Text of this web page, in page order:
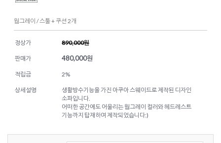
웜그레이 / 스툴 + 쿠션 2개
정상가 890,000원
판매가 480,000원
적립금 2%
상세설명
생활방수기능을 가진 아쿠아 스웨이드로 제작된 디자인
소파입니다.
어떠한 공간에도 어울리는 웜그레이 컬러와 헤드레스트
기능까지 탑재하여 제작되었습니다:)